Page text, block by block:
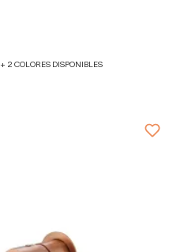
+ 2 COLORES DISPONIBLES